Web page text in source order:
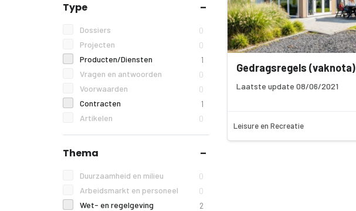
Type
Dossiers 0
Projecten 0
Producten/Diensten 1
Vragen en antwoorden 0
Voorwaarden 0
Contracten 1
Artikelen 0
Thema
Duurzaamheid en milieu 0
Arbeidsmarkt en personeel 0
Wet- en regelgeving 2
Gedragsregels (vaknota)
Laatste update 08/06/2021
Leisure en Recreatie